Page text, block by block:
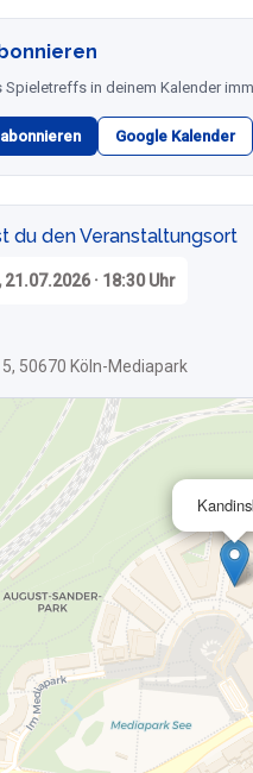
Spieletreffs in deinem Kalender
Google Kalender
du den Veranstaltungsort
· 18:30 Uhr
50670 Köln-Mediapark